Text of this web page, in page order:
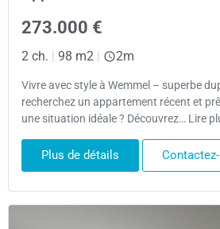
273.000 €
2 ch. | 98 m2 | 2m
Vivre avec style à Wemmel – superbe
recherchez un appartement récent et
une situation idéale ? Découvrez… Lire
Plus de détails